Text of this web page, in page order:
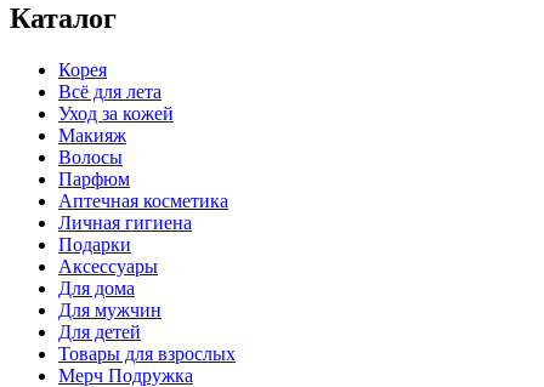
Каталог
Корея
Всё для лета
Уход за кожей
Макияж
Волосы
Парфюм
Аптечная косметика
Личная гигиена
Подарки
Аксессуары
Для дома
Для мужчин
Для детей
Товары для взрослых
Мерч Подружка